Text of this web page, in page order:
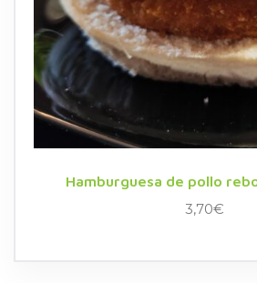
Hamburguesa de pollo
3,70€